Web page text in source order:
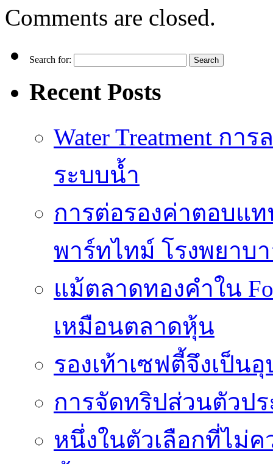
Comments are closed.
Search for:
Recent Posts
Water Treatment ก
ระบบน้ำ
การต่อรองค่าตอบแ
พาร์ทไทม์ โรงพยาบ
แม้ตลาดทองคำใน
เหมือนตลาดหุ้น
รองเท้าเซฟตี้จึงเป็
การจัดทริปส่วนตัวป
หนึ่งในตัวเลือกที่ไม่ค